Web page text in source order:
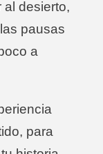
al desierto,
pausas
a
para